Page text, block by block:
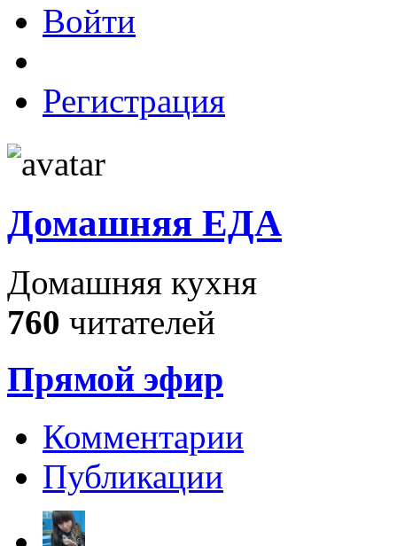
Войти
Регистрация
Домашняя ЕДА
Домашняя кухня
760 читателей
Прямой эфир
Комментарии
Публикации